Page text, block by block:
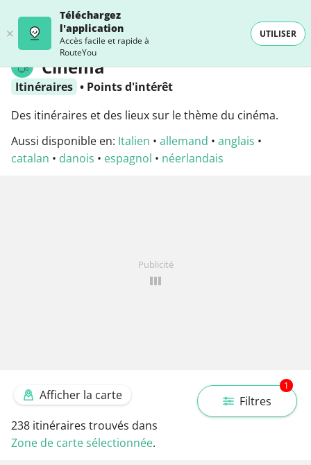
Téléchargez
l'application
Accès facile et rapide à
RouteYou
UTILISER
Cinéma
Itinéraires • Points d'intérêt
Des itinéraires et des lieux sur le thème du cinéma.
Aussi disponible en: Italien • allemand • anglais •
catalan • danois • espagnol • néerlandais
Publicité
Filtres
1
Afficher la carte
238 itinéraires trouvés dans
Zone de carte sélectionnée.